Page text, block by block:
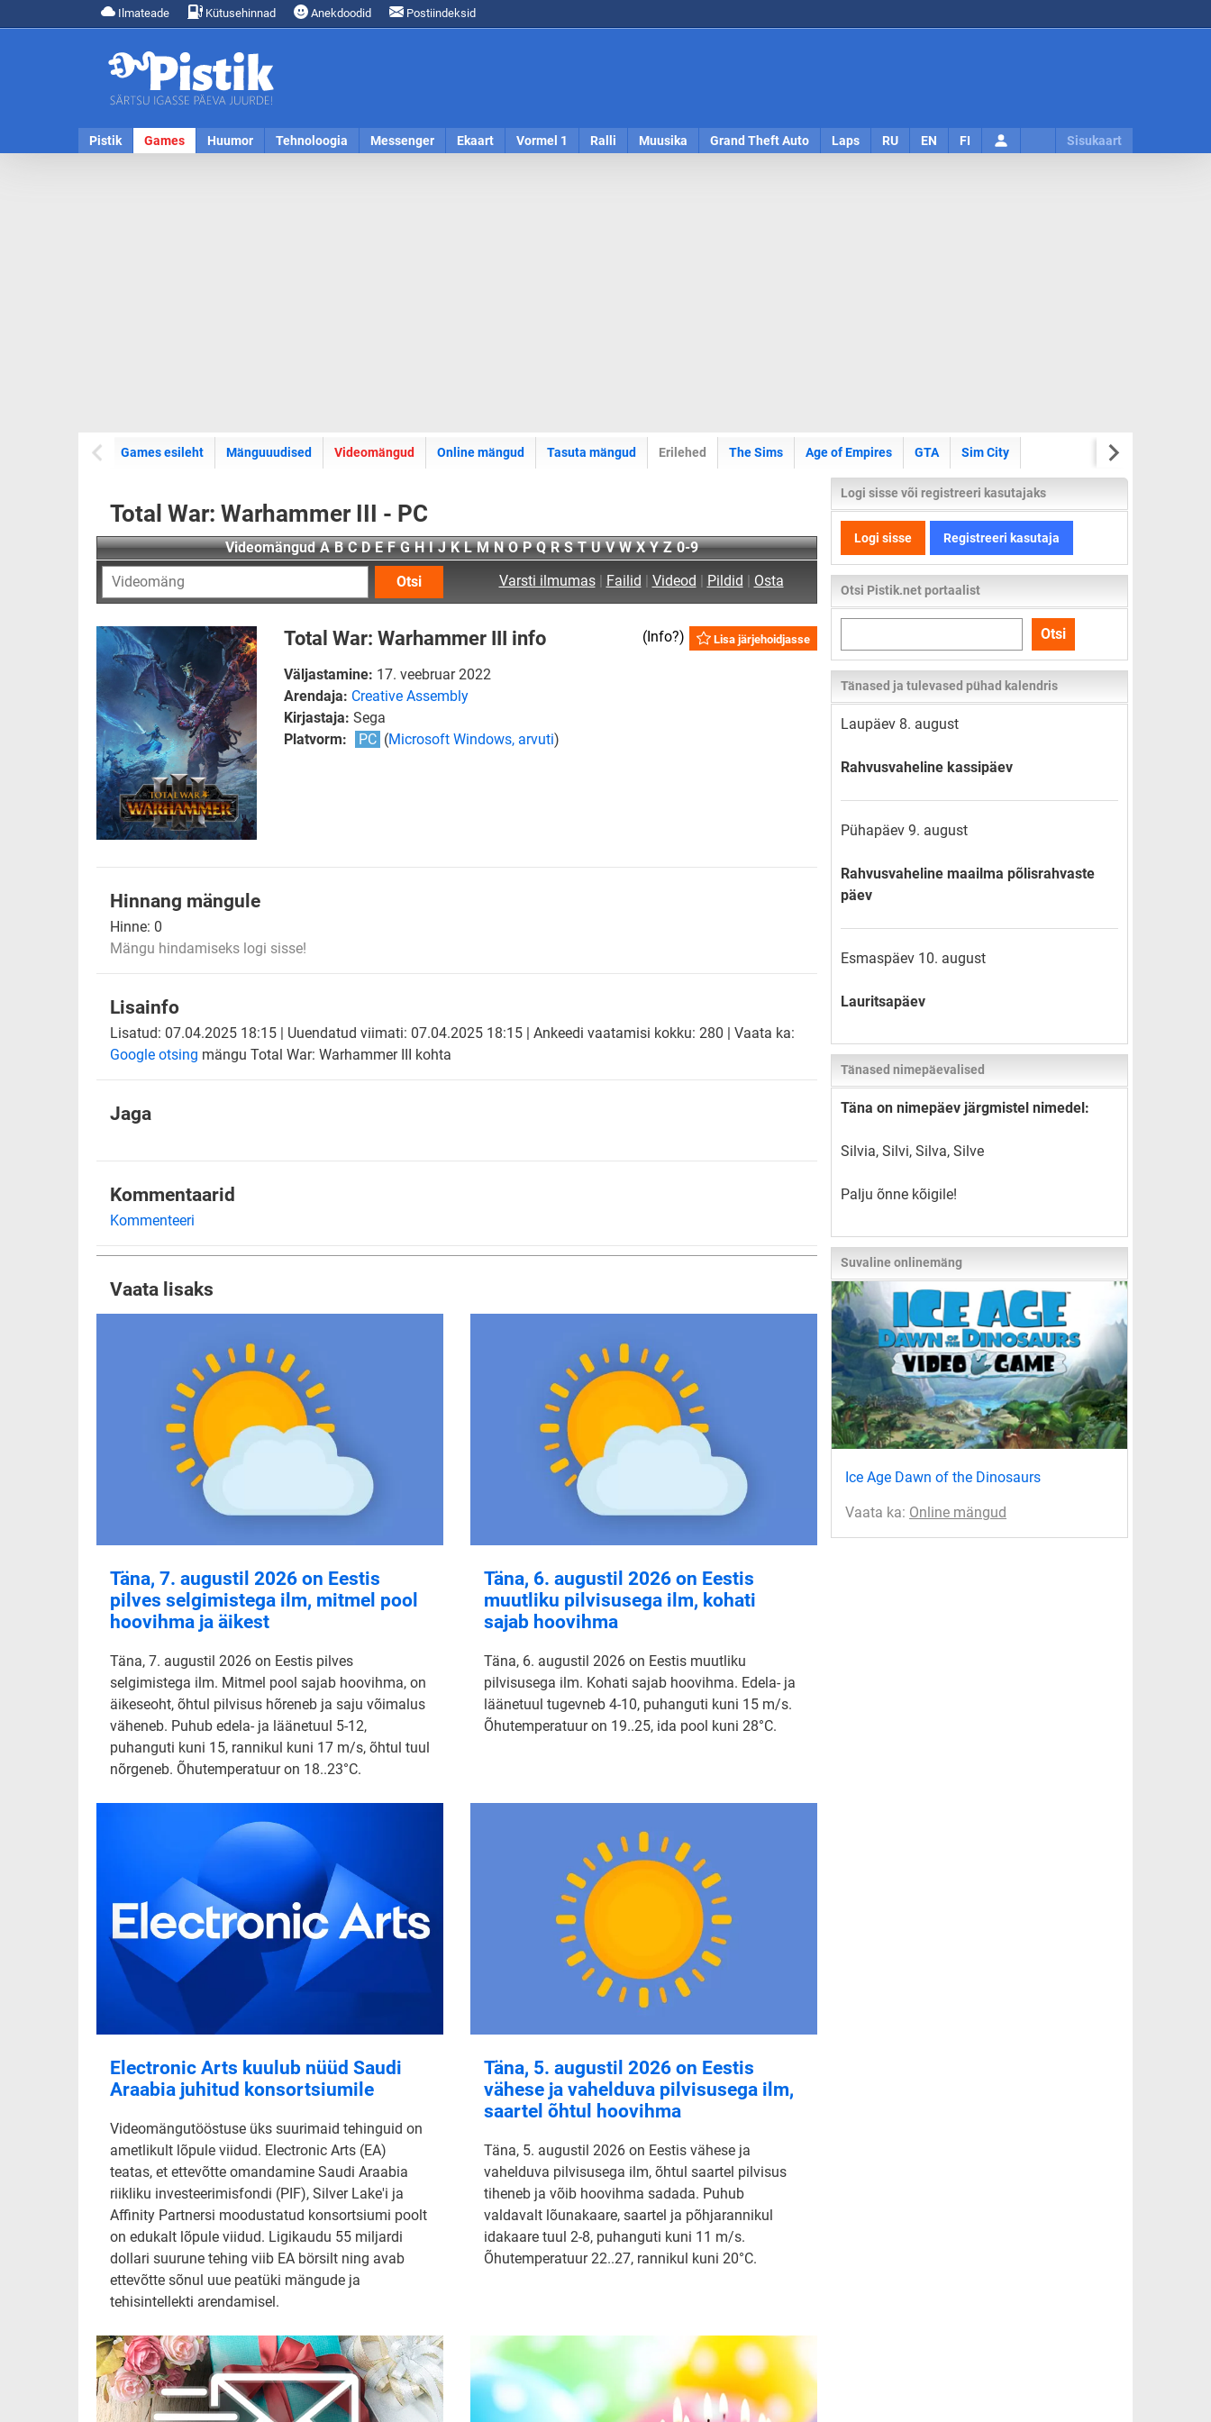
Ilmateade Kütusehinnad Anekdoodid Postiindeksid
Pistik Games Huumor Tehnoloogia Messenger Ekaart Vormel 1 Ralli Muusika Grand Theft Auto Laps RU EN FI Sisukaart
Games esileht Mänguuudised Videomängud Online mängud Tasuta mängud Erilehed The Sims Age of Empires GTA Sim City
Total War: Warhammer III - PC
Videomängud A B C D E F G H I J K L M N O P Q R S T U V W X Y Z 0-9
Otsi
Varsti ilmumas| Failid | Videod | Pildid | Osta
Lisa järjehoidjasse
(Info?)
Total War: Warhammer III info
Väljastamine: 17. veebruar 2022
Arendaja: Creative Assembly
Kirjastaja: Sega
Platvorm:
PC (Microsoft Windows, arvuti)
Hinnang mängule
Hinne: 0
Mängu hindamiseks logi sisse!
Lisainfo
Lisatud: 07.04.2025 18:15 | Uuendatud viimati: 07.04.2025 18:15 | Ankeedi vaatamisi kokku: 280 | Vaata ka:
Google otsing mängu Total War: Warhammer III kohta
Jaga
Kommentaarid
Kommenteeri
Vaata lisaks
Täna, 7. augustil 2026 on Eestis
pilves selgimistega ilm, mitmel pool
hoovihma ja äikest
Täna, 7. augustil 2026 on Eestis pilves
selgimistega ilm. Mitmel pool sajab hoovihma, on
äikeseoht, õhtul pilvisus hõreneb ja saju võimalus
väheneb. Puhub edela- ja läänetuul 5-12,
puhanguti kuni 15, rannikul kuni 17 m/s, õhtul tuul
nõrgeneb. Õhutemperatuur on 18..23°C.
Täna, 6. augustil 2026 on Eestis
muutliku pilvisusega ilm, kohati
sajab hoovihma
Täna, 6. augustil 2026 on Eestis muutliku
pilvisusega ilm. Kohati sajab hoovihma. Edela- ja
läänetuul tugevneb 4-10, puhanguti kuni 15 m/s.
Õhutemperatuur on 19..25, ida pool kuni 28°C.
Electronic Arts kuulub nüüd Saudi
Araabia juhitud konsortsiumile
Videomängutööstuse üks suurimaid tehinguid on
ametlikult lõpule viidud. Electronic Arts (EA)
teatas, et ettevõtte omandamine Saudi Araabia
riikliku investeerimisfondi (PIF), Silver Lake'i ja
Affinity Partnersi moodustatud konsortsiumi poolt
on edukalt lõpule viidud. Ligikaudu 55 miljardi
dollari suurune tehing viib EA börsilt ning avab
ettevõtte sõnul uue peatüki mängude ja
tehisintellekti arendamisel.
Täna, 5. augustil 2026 on Eestis
vähese ja vahelduva pilvisusega ilm,
saartel õhtul hoovihma
Täna, 5. augustil 2026 on Eestis vähese ja
vahelduva pilvisusega ilm, õhtul saartel pilvisus
tiheneb ja võib hoovihma sadada. Puhub
valdavalt lõunakaare, saartel ja põhjarannikul
idakaare tuul 2-8, puhanguti kuni 11 m/s.
Õhutemperatuur 22..27, rannikul kuni 20°C.
Logi sisse või registreeri kasutajaks
Logi sisse Registreeri kasutaja
Otsi Pistik.net portaalist
kogu
lehelt
Otsi
Tänased ja tulevased pühad kalendris
Laupäev 8. august
Rahvusvaheline kassipäev
Pühapäev 9. august
Rahvusvaheline maailma põlisrahvaste
päev
Esmaspäev 10. august
Lauritsapäev
Tänased nimepäevalised
Täna on nimepäev järgmistel nimedel:
Silvia, Silvi, Silva, Silve
Palju õnne kõigile!
Suvaline onlinemäng
Ice Age Dawn of the Dinosaurs
Vaata ka: Online mängud